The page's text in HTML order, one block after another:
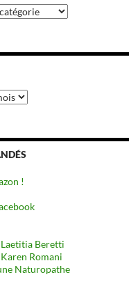
!
Laetitia Beretti
Romani
Naturopathe